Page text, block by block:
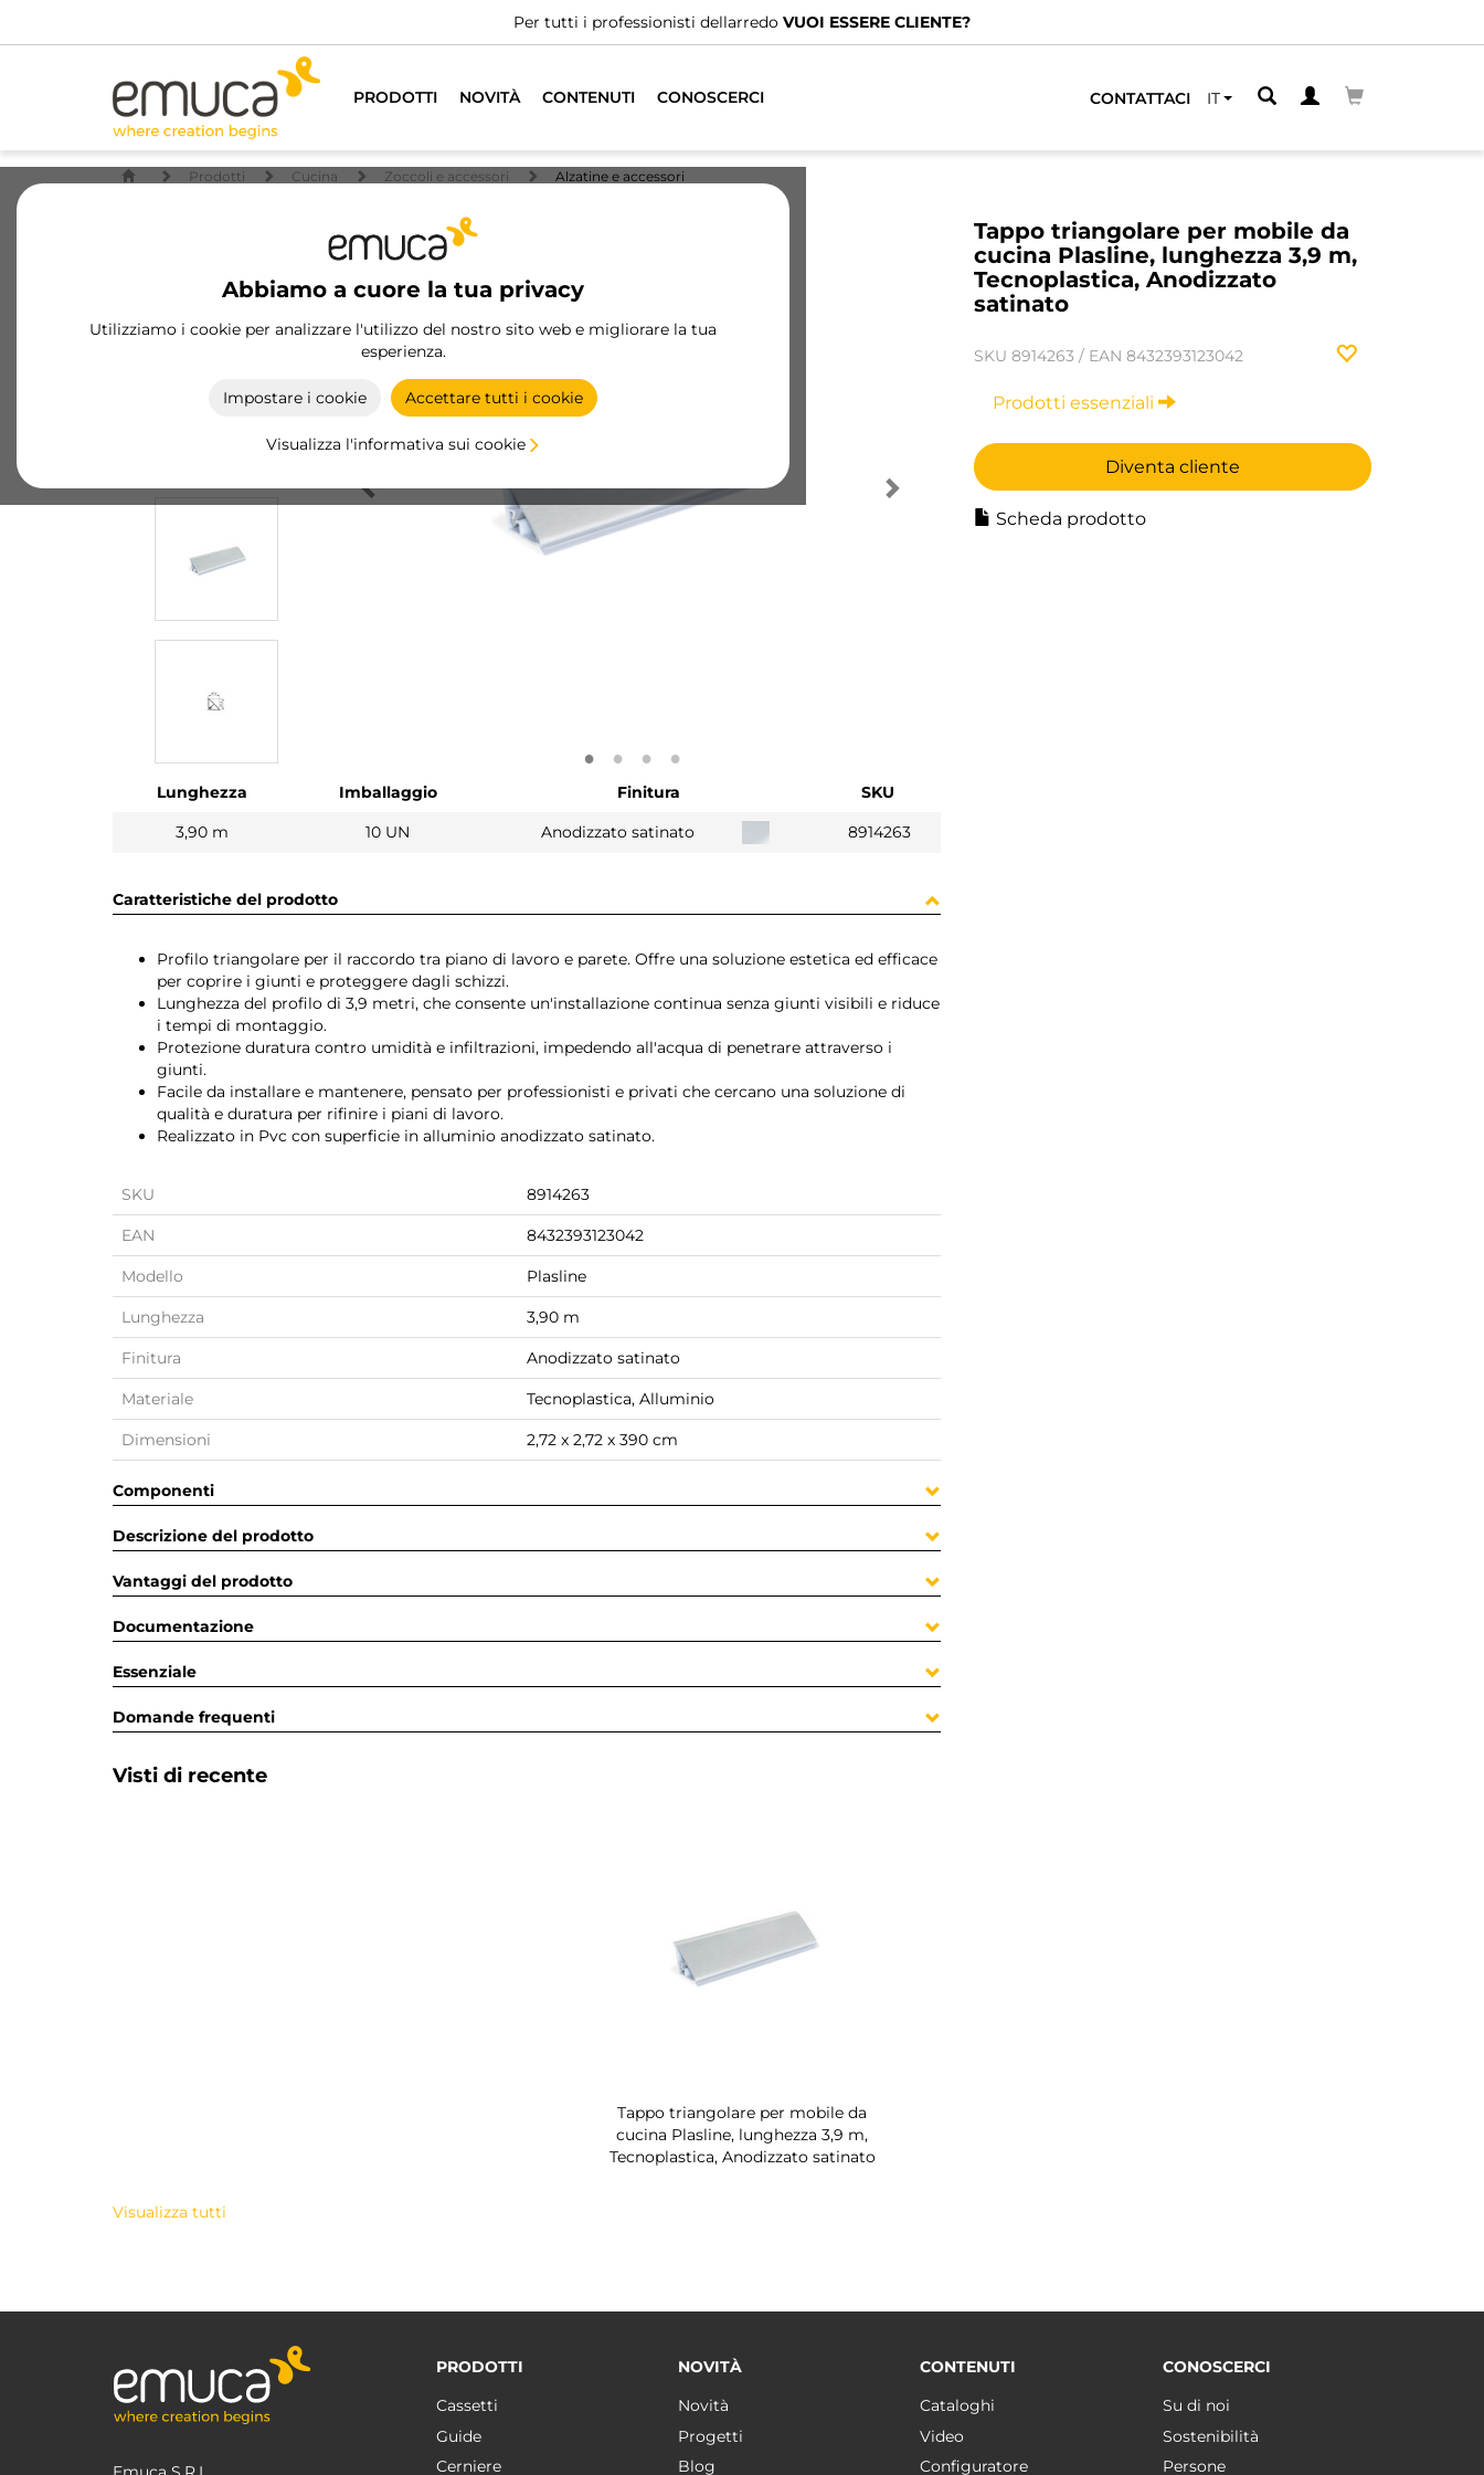
Per tutti i professionisti dellarredo VUOI ESSERE CLIENTE?
PRODOTTI NOVITÀ CONTENUTI CONOSCERCI CONTATTACI IT
Abbiamo a cuore la tua privacy
Utilizziamo i cookie per analizzare l'utilizzo del nostro sito web e migliorare la tua
esperienza.
Impostare i cookie Accettare tutti i cookie
Visualizza l'informativa sui cookie
Prodotti Cucina Zoccoli e accessori Alzatine e accessori
Tappo triangolare per mobile da
cucina Plasline, lunghezza 3,9 m,
Tecnoplastica, Anodizzato
satinato
SKU 8914263 / EAN 8432393123042
Prodotti essenziali
Diventa cliente
Scheda prodotto
Lunghezza Imballaggio Finitura
SKU
3,90 m
10 UN Anodizzato satinato 8914263
Caratteristiche del prodotto
Profilo triangolare per il raccordo tra piano di lavoro e parete. Offre una soluzione estetica ed efficace
per coprire i giunti e proteggere dagli schizzi.
Lunghezza del profilo di 3,9 metri, che consente un'installazione continua senza giunti visibili e riduce
i tempi di montaggio.
Protezione duratura contro umidità e infiltrazioni, impedendo all'acqua di penetrare attraverso i
giunti.
Facile da installare e mantenere, pensato per professionisti e privati che cercano una soluzione di
qualità e duratura per rifinire i piani di lavoro.
Realizzato in Pvc con superficie in alluminio anodizzato satinato.
SKU 8914263
EAN 8432393123042
Modello Plasline
Lunghezza 3,90 m
Finitura Anodizzato satinato
Materiale Tecnoplastica, Alluminio
Dimensioni 2,72 x 2,72 x 390 cm
Componenti
Descrizione del prodotto
Vantaggi del prodotto
Documentazione
Essenziale
Domande frequenti
Visti di recente
Tappo triangolare per mobile da
cucina Plasline, lunghezza 3,9 m,
Tecnoplastica, Anodizzato satinato
Visualizza tutti
PRODOTTI
Cassetti
Guide
Cerniere
NOVITÀ
Novità
Progetti
Blog
CONTENUTI
Cataloghi
Video
Configuratore
CONOSCERCI
Su di noi
Sostenibilità
Persone